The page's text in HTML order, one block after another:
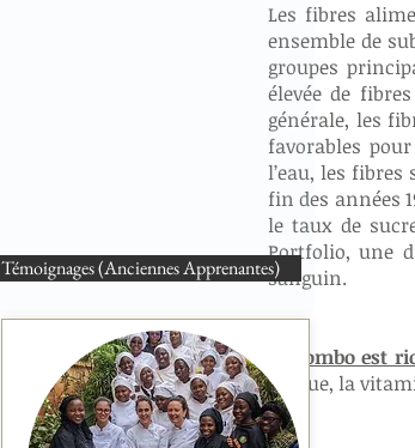
Les fibres
ensemble de
groupes
élevée de
générale, les
favorables
l’eau, les
fin des années
le taux de
Portfolio, une
sanguin.
Le gombo est
folique, la
Témoignages (Anciennes Apprenantes)